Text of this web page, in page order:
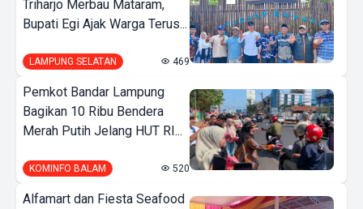
Triharjo Merbau Mataram,
Bupati Egi Ajak Warga Terus...
LAMPUNG SELATAN 469
Pemkot Bandar Lampung
Bagikan 10 Ribu Bendera
Merah Putih Jelang HUT RI...
KOMINFO BALAM 520
Alfamart dan Fiesta Seafood